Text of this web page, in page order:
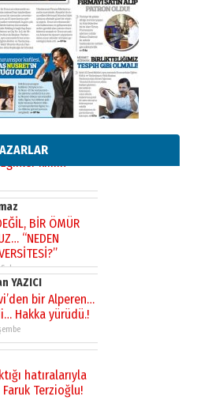
ERKON’da
aşağı
şehir, bir
BİR ÖMÜR
“NEDEN
YAZICI
bir Alperen…
Hakka yürüdü.!
hatıralarıyla
Terzioğlu!